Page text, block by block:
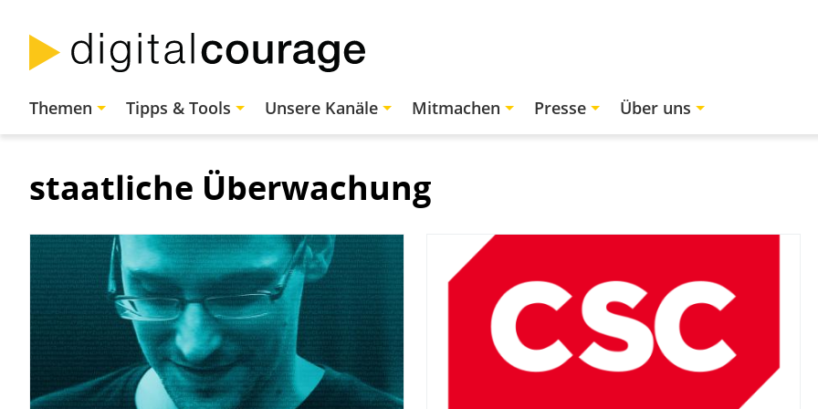
zum
Inhalt
Hauptnavigation
Themen Tipps & Tools Unsere Kanäle Mitmachen Presse Über uns
staatliche Überwachung
Bild